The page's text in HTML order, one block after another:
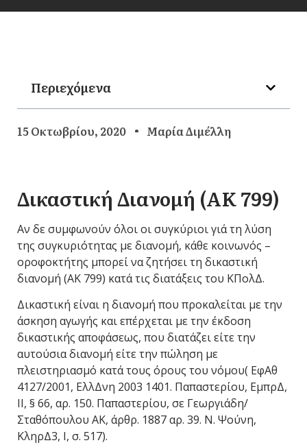
Περιεχόμενα
15 Οκτωβρίου, 2020 Μαρία Διμέλλη
Δικαστική Διανομή (ΑΚ 799)
Αν δε συμφωνούν όλοι οι συγκύριοι γιά τη λύση
της συγκυριότητας με διανομή, κάθε κοινωνός –
οροφοκτήτης μπορεί να ζητήσει τη δικαστική
διανομή (ΑΚ 799) κατά τις διατάξεις του ΚΠολΔ.
Δικαστική είναι η διανομή που προκαλείται με την
άσκηση αγωγής και επέρχεται με την έκδοση
δικαστικής αποφάσεως, που διατάζει είτε την
αυτούσια διανομή είτε την πώληση με
πλειστηριασμό κατά τους όρους του νόμου( ΕφΑθ
4127/2001, ΕλλΔνη 2003 1401. Παπαστερίου, ΕμπρΔ,
ΙΙ, § 66, αρ. 150. Παπαστερίου, σε Γεωργιάδη/
Σταθόπουλου ΑΚ, άρθρ. 1887 αρ. 39. Ν. Ψούνη,
ΚληρΔ3, Ι, σ. 517).